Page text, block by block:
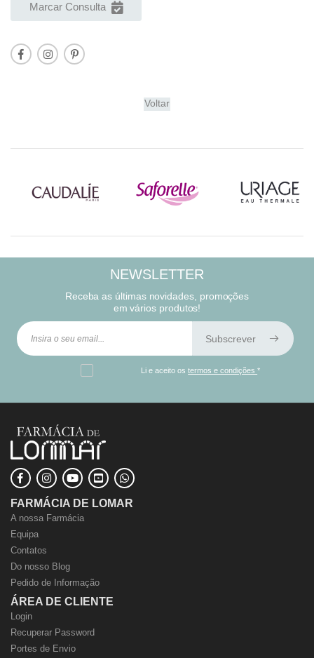
Marcar Consulta
Voltar
NEWSLETTER
Receba as últimas novidades, promoções
em vários produtos!
Subscrever
Li e aceito ostermos e condições*
FARMÁCIA DE LOMAR
A nossa Farmácia
Equipa
Contatos
Do nosso Blog
Pedido de Informação
ÁREA DE CLIENTE
Login
Recuperar Password
Portes de Envio